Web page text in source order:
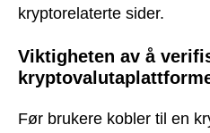
kryptorelaterte sider.
Viktigheten av å
Før brukere kobler til en